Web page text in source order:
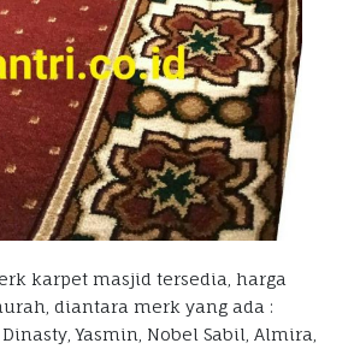
karpet masjid tersedia, harga
diantara merk yang ada :
Yasmin, Nobel Sabil, Almira,